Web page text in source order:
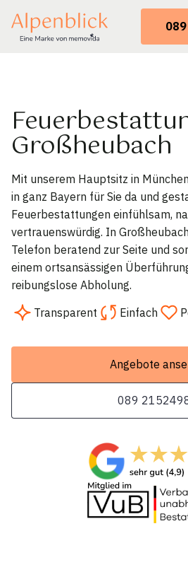
Großheubach
Mit unserem Hauptsitz in
in ganz Bayern für Sie da und
Feuerbestattungen einfühlsam,
vertrauenswürdig. In
Telefon beratend zur Seite und
einem ortsansässigen
reibungslose Abholung.
Transparent
Einfach
Angebote
089